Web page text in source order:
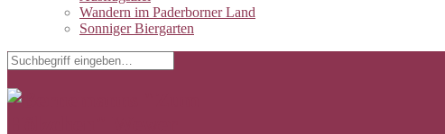
Wandern im Paderborner Land
Sonniger Biergarten